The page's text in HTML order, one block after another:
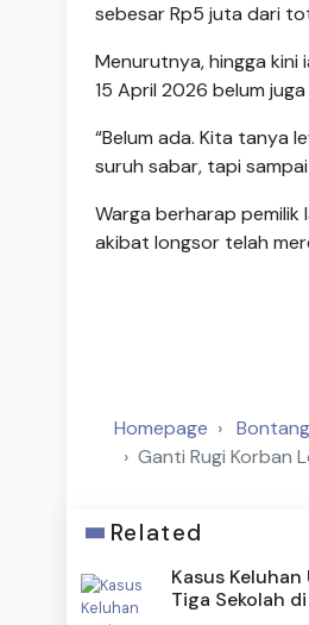
sebesar Rp5 juta dari
Menurutnya, hingga kini
15 April 2026 belum
“Belum ada. Kita tanya
suruh sabar, tapi
Warga berharap pemilik
akibat longsor telah
Homepage
Ganti Rugi Korban
Related
Kasus Keluhan
Tiga Sekolah